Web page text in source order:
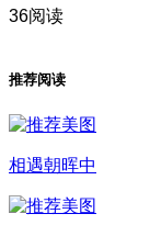
36阅读
推荐阅读
相遇朝晖中